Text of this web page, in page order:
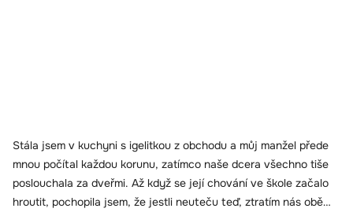
Stála jsem v kuchyni s igelitkou z obchodu a můj manžel přede
mnou počítal každou korunu, zatímco naše dcera všechno tiše
poslouchala za dveřmi. Až když se její chování ve škole začalo
hroutit, pochopila jsem, že jestli neuteču teď, ztratím nás obě…